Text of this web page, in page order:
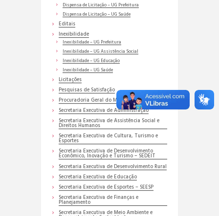
Dispensa de Licitação – UG Prefeitura
Dispensa de Licitação – UG Saúde
Editais
Inexibilidade
Inexibilidade – UG Prefeitura
Inexibilidade – UG Assistência Social
Inexibilidade – UG Educação
Inexibilidade – UG Saúde
Licitações
Pesquisas de Satisfação
Procuradoria Geral do Município
Secretaria Executiva de Administração
Secretaria Executiva de Assistência Social e
Direitos Humanos
Secretaria Executiva de Cultura, Turismo e
Esportes
Secretaria Executiva de Desenvolvimento
Econômico, Inovação e Turismo – SEDEIT
Secretaria Executiva de Desenvolvimento Rural
Secretaria Executiva de Educação
Secretaria Executiva de Esportes – SEESP
Secretaria Executiva de Finanças e
Planejamento
Secretaria Executiva de Meio Ambiente e